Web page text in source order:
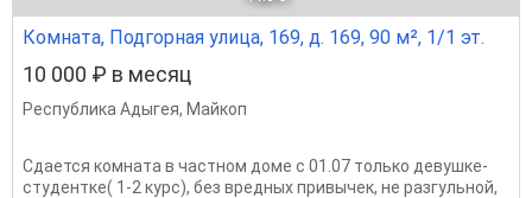
Комната, Подгорная улица, 169, д. 169, 90 м², 1/1 эт.
10 000 ₽ в месяц
Республика Адыгея, Майкоп
Сдается комната в частном доме с 01.07 только девушке-
студентке( 1-2 курс), без вредных привычек, не разгульной,